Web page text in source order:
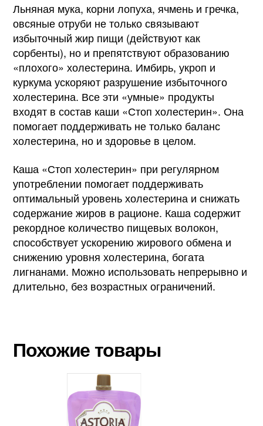
Льняная мука, корни лопуха, ячмень и гречка,
овсяные отруби не только связывают
избыточный жир пищи (действуют как
сорбенты), но и препятствуют образованию
«плохого» холестерина. Имбирь, укроп и
куркума ускоряют разрушение избыточного
холестерина. Все эти «умные» продукты
входят в состав каши «Стоп холестерин». Она
помогает поддерживать не только баланс
холестерина, но и здоровье в целом.
Каша «Стоп холестерин» при регулярном
употреблении помогает поддерживать
оптимальный уровень холестерина и снижать
содержание жиров в рационе. Каша содержит
рекордное количество пищевых волокон,
способствует ускорению жирового обмена и
снижению уровня холестерина, богата
лигнанами. Можно использовать непрерывно и
длительно, без возрастных ограничений.
Похожие товары